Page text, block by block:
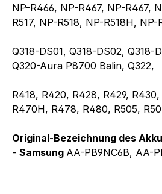
NP-R466, NP-R467, NP-R467,
R517, NP-R518, NP-R518H,
Q318-DS01, Q318-DS02,
Q320-Aura P8700 Balin, Q322,
R418, R420, R428, R429,
R470H, R478, R480, R505,
Original-Bezeichnung des
- Samsung AA-PB9NC6B, AA-